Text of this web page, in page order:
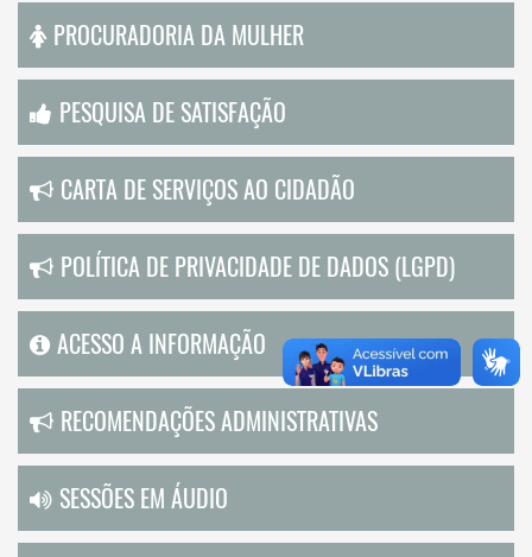
PROCURADORIA DA MULHER
PESQUISA DE SATISFAÇÃO
CARTA DE SERVIÇOS AO CIDADÃO
POLÍTICA DE PRIVACIDADE DE DADOS (LGPD)
ACESSO A INFORMAÇÃO
RECOMENDAÇÕES ADMINISTRATIVAS
SESSÕES EM ÁUDIO